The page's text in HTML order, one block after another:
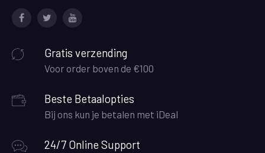
Gratis verzending
Voor order boven de €100
Beste Betaalopties
Bij ons kun je betalen met iDeal
24/7 Online Support